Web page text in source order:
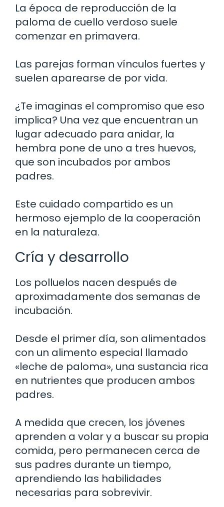
La época de reproducción de la
paloma de cuello verdoso suele
comenzar en primavera.
Las parejas forman vínculos fuertes y
suelen aparearse de por vida.
¿Te imaginas el compromiso que eso
implica? Una vez que encuentran un
lugar adecuado para anidar, la
hembra pone de uno a tres huevos,
que son incubados por ambos
padres.
Este cuidado compartido es un
hermoso ejemplo de la cooperación
en la naturaleza.
Cría y desarrollo
Los polluelos nacen después de
aproximadamente dos semanas de
incubación.
Desde el primer día, son alimentados
con un alimento especial llamado
«leche de paloma», una sustancia rica
en nutrientes que producen ambos
padres.
A medida que crecen, los jóvenes
aprenden a volar y a buscar su propia
comida, pero permanecen cerca de
sus padres durante un tiempo,
aprendiendo las habilidades
necesarias para sobrevivir.